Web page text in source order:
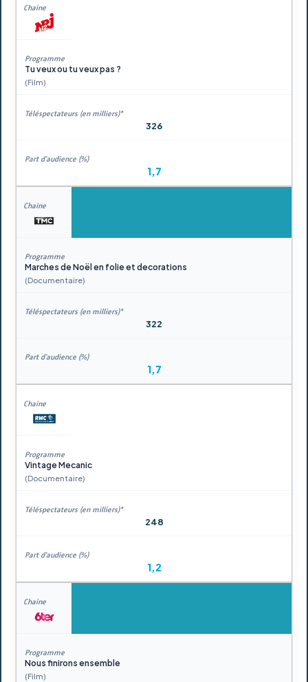
Tu veux ou tu veux pas ?
(Film)
326
1,7
Marches de Noël en folie et decorations
(Documentaire)
322
1,7
Vintage Mecanic
(Documentaire)
248
1,2
Nous finirons ensemble
(Film)